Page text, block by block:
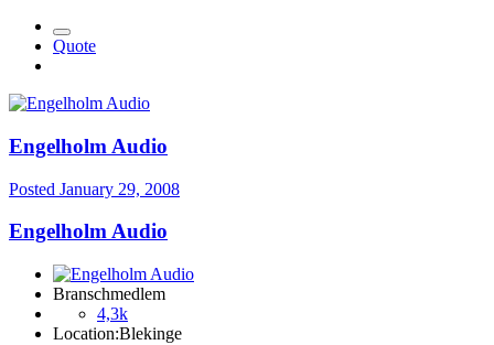
Quote
Engelholm Audio
Posted January 29, 2008
Engelholm Audio
Branschmedlem
4,3k
Location:Blekinge